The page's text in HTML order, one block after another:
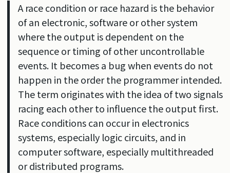
A race condition or race hazard is the behavior
of an electronic, software or other system
where the output is dependent on the
sequence or timing of other uncontrollable
events. It becomes a bug when events do not
happen in the order the programmer intended.
The term originates with the idea of two signals
racing each other to influence the output first.
Race conditions can occur in electronics
systems, especially logic circuits, and in
computer software, especially multithreaded
or distributed programs.